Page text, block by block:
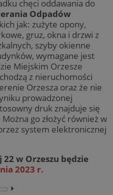
chęci oddawania do
Odpadów
jak: zużyte opony,
gruz, okna i drzwi z
szyby okienne
wymagane jest
Miejskim Orzesze
z nieruchomości
Orzesza oraz że nie
prowadzonej
druk znajduje się
Można go złożyć również w
system elektronicznej
22 w Orzeszu będzie
2023 r.
⏵︎